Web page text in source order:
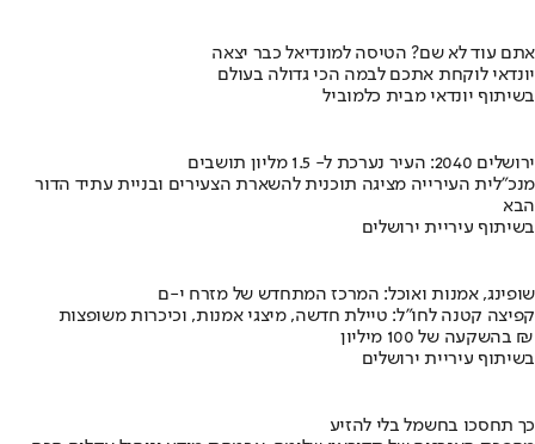
אתם עוד לא שם? הטיסה למונדיאל כבר יצאה
יונדאי לוקחת אתכם לבמה הכי גדולה בעולם
בשיתוף יונדאי מבית כלמוביל
ירושלים 2040: העיר נערכת ל- 1.5 מליון תושבים
מנכ"לית העירייה מציגה תוכנית להשארת הצעירים ובניית עתיד הדור
הבא
בשיתוף עיריית ירושלים
שופינג, אמנות ואוכל: המרכז המתחדש של מזרח י-ם
קפיצה קטנה לחו"ל: טיילת חדשה, מיצגי אמנות, וכיכרות משופצות
בהשקעה של 100 מיליון ₪
בשיתוף עיריית ירושלים
כך תחסכו בחשמל בלי להזיע